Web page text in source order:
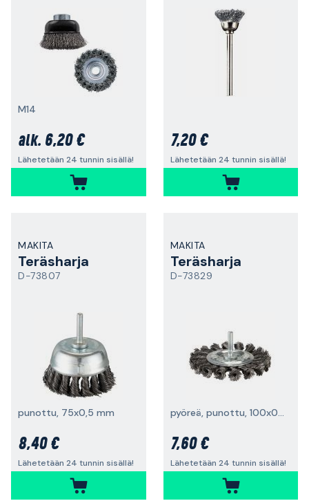
M14
alk. 6,20 €
Lähetetään 24 tunnin sisällä!
7,20 €
Lähetetään 24 tunnin sisällä!
MAKITA
Teräsharja
D-73807
punottu, 75x0,5 mm
8,40 €
Lähetetään 24 tunnin sisällä!
MAKITA
Teräsharja
D-73829
pyöreä, punottu, 100x0,5 mm
7,60 €
Lähetetään 24 tunnin sisällä!